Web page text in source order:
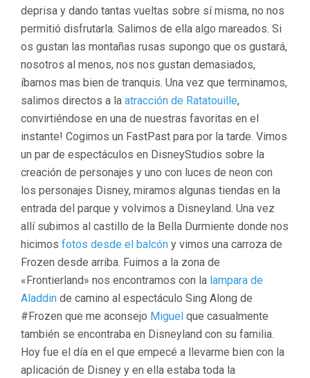
deprisa y dando tantas vueltas sobre sí misma, no nos
permitió disfrutarla. Salimos de ella algo mareados. Si
os gustan las montañas rusas supongo que os gustará,
nosotros al menos, nos nos gustan demasiados,
íbamos mas bien de tranquis. Una vez que terminamos,
salimos directos a la atracción de Ratatouille,
convirtiéndose en una de nuestras favoritas en el
instante! Cogimos un FastPast para por la tarde. Vimos
un par de espectáculos en DisneyStudios sobre la
creación de personajes y uno con luces de neon con
los personajes Disney, miramos algunas tiendas en la
entrada del parque y volvimos a Disneyland. Una vez
allí subimos al castillo de la Bella Durmiente donde nos
hicimos fotos desde el balcón y vimos una carroza de
Frozen desde arriba. Fuimos a la zona de
«Frontierland» nos encontramos con la lampara de
Aladdin de camino al espectáculo Sing Along de
#Frozen que me aconsejo Miguel que casualmente
también se encontraba en Disneyland con su familia.
Hoy fue el día en el que empecé a llevarme bien con la
aplicación de Disney y en ella estaba toda la